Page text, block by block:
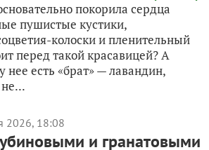
покорила сердца
пушистые кустики,
колоски и пленительный
перед такой красавицей? А
нее есть «брат» — лавандин,
2026, 18:08
и гранатовыми